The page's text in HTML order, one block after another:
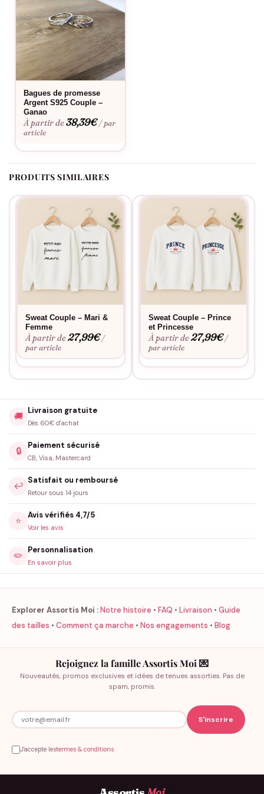
ce sweat est plus qu’un article de mode; il est un moyen
privilégié d’exprimer son amour et son appréciation pour son
partenaire.
Fabriqué à la commande, floqué en France.
Bagues de promesse
Argent S925 Couple –
Ganao
À partir de38,39€ / par
article
PRODUITS SIMILAIRES
Sweat Couple – Mari &
Femme
À partir de27,99€ /
par article
Sweat Couple – Prince
et Princesse
À partir de27,99€ /
par article
🚚
Livraison gratuite
Dès 60€ d'achat
🔒
Paiement sécurisé
CB, Visa, Mastercard
↩️
Satisfait ou remboursé
Retour sous 14 jours
⭐
Avis vérifiés 4,7/5
Voir les avis
✏️
Personnalisation
En savoir plus
Explorer Assortis Moi :Notre histoire • FAQ • Livraison • Guide
des tailles • Comment ça marche • Nos engagements • Blog
Rejoignez la famille Assortis Moi 💌
Nouveautés, promos exclusives et idées de tenues assorties. Pas de
spam, promis.
J'accepte lestermes & conditions